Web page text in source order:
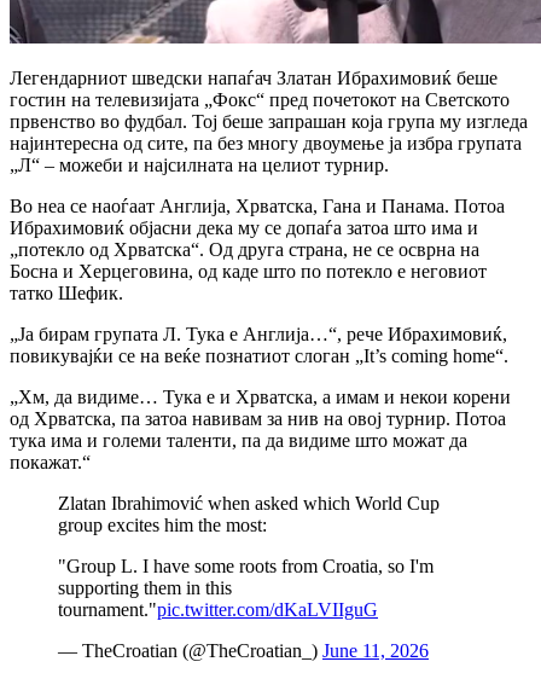
Легендарниот шведски напаѓач Златан Ибрахимовиќ беше
гостин на телевизијата „Фокс“ пред почетокот на Светското
првенство во фудбал. Тој беше запрашан која група му изгледа
најинтересна од сите, па без многу двоумење ја избра групата
„Л“ – можеби и најсилната на целиот турнир.
Во неа се наоѓаат Англија, Хрватска, Гана и Панама. Потоа
Ибрахимовиќ објасни дека му се допаѓа затоа што има и
„потекло од Хрватска“. Од друга страна, не се осврна на
Босна и Херцеговина, од каде што по потекло е неговиот
татко Шефик.
„Ја бирам групата Л. Тука е Англија…“, рече Ибрахимовиќ,
повикувајќи се на веќе познатиот слоган „It’s coming home“.
„Хм, да видиме… Тука е и Хрватска, а имам и некои корени
од Хрватска, па затоа навивам за нив на овој турнир. Потоа
тука има и големи таленти, па да видиме што можат да
покажат.“
Zlatan Ibrahimović when asked which World Cup
group excites him the most:
"Group L. I have some roots from Croatia, so I'm
supporting them in this
tournament."pic.twitter.com/dKaLVIIguG
— TheCroatian (@TheCroatian_) June 11, 2026